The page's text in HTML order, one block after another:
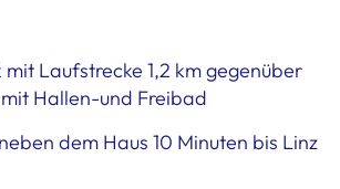
Laufstrecke 1,2 km gegenüber
Hallen-und Freibad
dem Haus 10 Minuten bis Linz